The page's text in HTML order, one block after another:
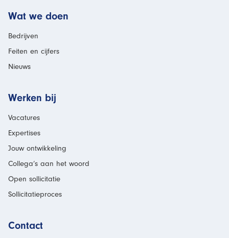
Wat we doen
Bedrijven
Feiten en cijfers
Nieuws
Werken bij
Vacatures
Expertises
Jouw ontwikkeling
Collega’s aan het woord
Open sollicitatie
Sollicitatieproces
Contact